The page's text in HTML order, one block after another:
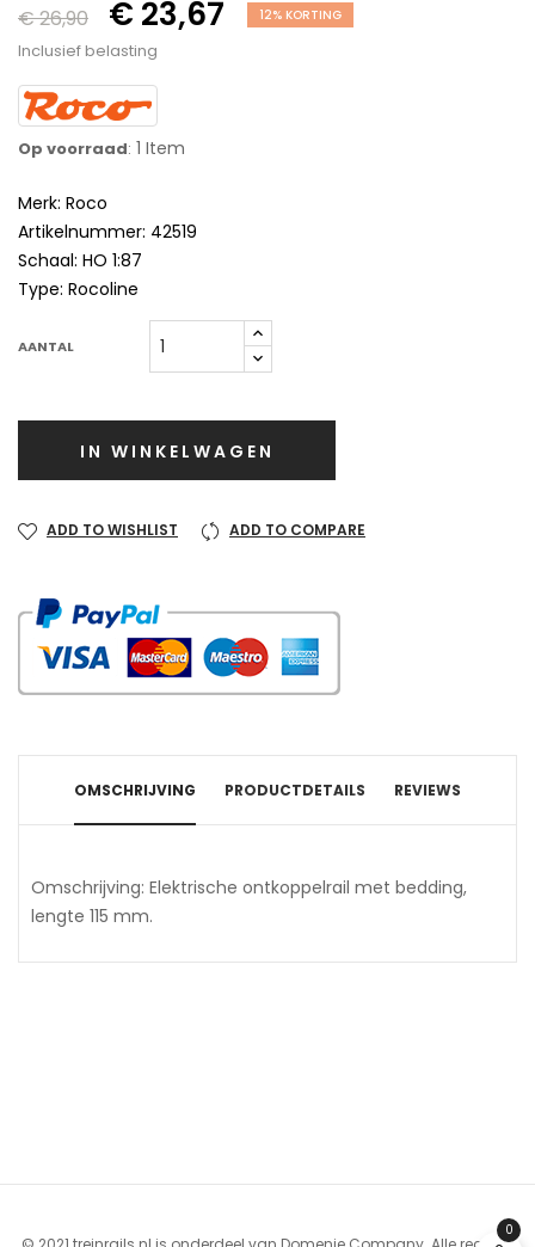
€ 26,90 € 23,67 12% KORTING
Inclusief belasting
Op voorraad: 1 Item
Merk: Roco
Artikelnummer: 42519
Schaal: HO 1:87
Type: Rocoline
AANTAL
IN WINKELWAGEN
ADD TO WISHLIST ADD TO COMPARE
OMSCHRIJVING PRODUCTDETAILS REVIEWS
Omschrijving: Elektrische ontkoppelrail met bedding,
lengte 115 mm.
0